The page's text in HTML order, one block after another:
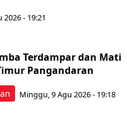
- 19:21
Terdampar dan Mati
Pangandaran
Minggu, 9 Agu 2026 - 19:18